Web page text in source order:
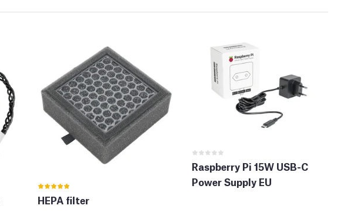
HEPA filter
Raspberry Pi 15W USB-C
Power Supply EU